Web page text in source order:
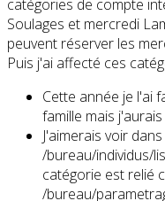
catégories de compte
Soulages et mercredi
peuvent réserver les
Puis j'ai affecté ces
Cette année je l'ai
famille mais
J'aimerais voir
/bureau/individus/
catégorie est relié
/bureau/